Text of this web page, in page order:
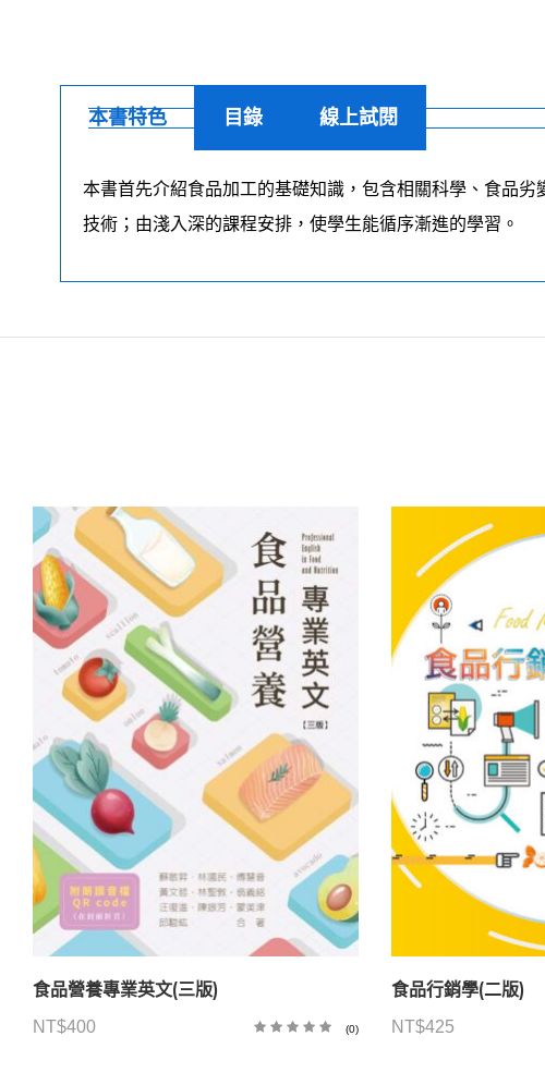
本書特色 目錄 線上試閱
本書首先介紹食品加工的基礎知識，包含相關科學、食品
技術；由淺入深的課程安排，使學生能循序漸進的學習。
食品營養專業英文(三版)
NT$400 (0)
食品行銷學(二版)
NT$425